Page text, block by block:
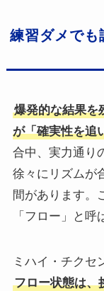
練習ダメでも
爆発的な結果を
が「確実性を追
合中、実力通り
徐々にリズムが
間があります。
「フロー」と呼
ミハイ・チクセ
フロー状態は、